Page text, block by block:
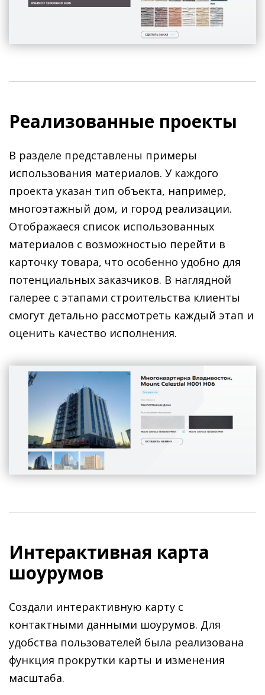
Реализованные проекты
В разделе представлены примеры
использования материалов. У каждого
проекта указан тип объекта, например,
многоэтажный дом, и город реализации.
Отображаеся список использованных
материалов с возможностью перейти в
карточку товара, что особенно удобно для
потенциальных заказчиков. В наглядной
галерее с этапами строительства клиенты
смогут детально рассмотреть каждый этап и
оценить качество исполнения.
Интерактивная карта
шоурумов
Создали интерактивную карту с
контактными данными шоурумов. Для
удобства пользователей была реализована
функция прокрутки карты и изменения
масштаба.